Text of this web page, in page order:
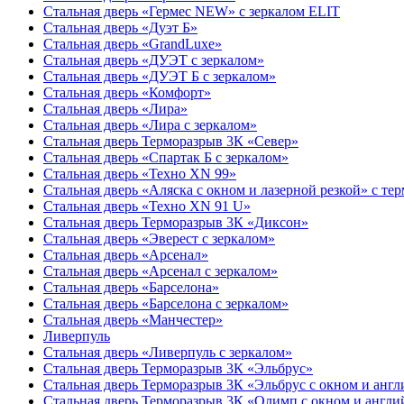
Стальная дверь «Гермес NEW» с зеркалом ELIT
Стальная дверь «Дуэт Б»
Стальная дверь «GrandLuxe»
Стальная дверь «ДУЭТ с зеркалом»
Стальная дверь «ДУЭТ Б с зеркалом»
Стальная дверь «Комфорт»
Стальная дверь «Лира»
Стальная дверь «Лира с зеркалом»
Стальная дверь Терморазрыв 3К «Север»
Стальная дверь «Спартак Б с зеркалом»
Стальная дверь «Техно XN 99»
Стальная дверь «Аляска с окном и лазерной резкой» с
Стальная дверь «Техно XN 91 U»
Стальная дверь Терморазрыв 3К «Диксон»
Стальная дверь «Эверест с зеркалом»
Стальная дверь «Арсенал»
Стальная дверь «Арсенал с зеркалом»
Стальная дверь «Барселона»
Стальная дверь «Барселона с зеркалом»
Стальная дверь «Манчестер»
Ливерпуль
Стальная дверь «Ливерпуль с зеркалом»
Стальная дверь Терморазрыв 3К «Эльбрус»
Стальная дверь Терморазрыв 3К «Эльбрус с окном и